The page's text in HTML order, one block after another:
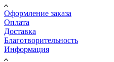
Оформление заказа
Оплата
Доставка
Благотворительность
Информация